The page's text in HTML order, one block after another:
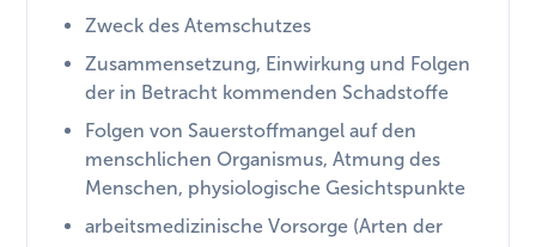
Zweck des Atemschutzes
Zusammensetzung, Einwirkung und Folgen
der in Betracht kommenden Schadstoffe
Folgen von Sauerstoffmangel auf den
menschlichen Organismus, Atmung des
Menschen, physiologische Gesichtspunkte
arbeitsmedizinische Vorsorge (Arten der